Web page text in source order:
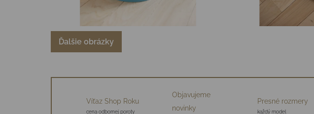
Ďalšie obrázky
Víťaz Shop Roku
cena odbornej poroty
Objavujeme
novinky
Presné rozmery
každý model